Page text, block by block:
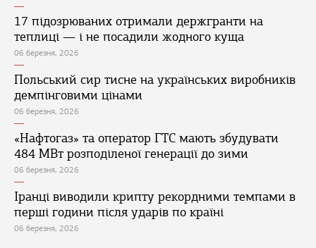
17 підозрюваних отримали держгранти на
теплиці — і не посадили жодного куща
06 березня, 2026
Польський сир тисне на українських виробників
демпінговими цінами
06 березня, 2026
«Нафтогаз» та оператор ГТС мають збудувати
484 МВт розподіленої генерації до зими
06 березня, 2026
Іранці виводили крипту рекордними темпами в
перші години після ударів по країні
06 березня, 2026